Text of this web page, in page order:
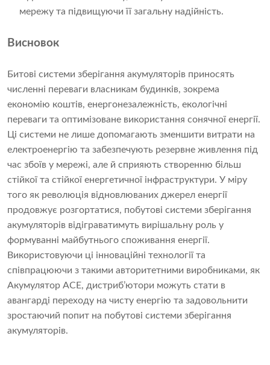
мережу та підвищуючи її загальну надійність.
Висновок
Битові системи зберігання акумуляторів приносять
численні переваги власникам будинків, зокрема
економію коштів, енергонезалежність, екологічні
переваги та оптимізоване використання сонячної енергії.
Ці системи не лише допомагають зменшити витрати на
електроенергію та забезпечують резервне живлення під
час збоїв у мережі, але й сприяють створенню більш
стійкої та стійкої енергетичної інфраструктури. У міру
того як революція відновлюваних джерел енергії
продовжує розгортатися, побутові системи зберігання
акумуляторів відіграватимуть вирішальну роль у
формуванні майбутнього споживання енергії.
Використовуючи ці інноваційні технології та
співпрацюючи з такими авторитетними виробниками, як
Акумулятор ACE, дистриб’ютори можуть стати в
авангарді переходу на чисту енергію та задовольнити
зростаючий попит на побутові системи зберігання
акумуляторів.